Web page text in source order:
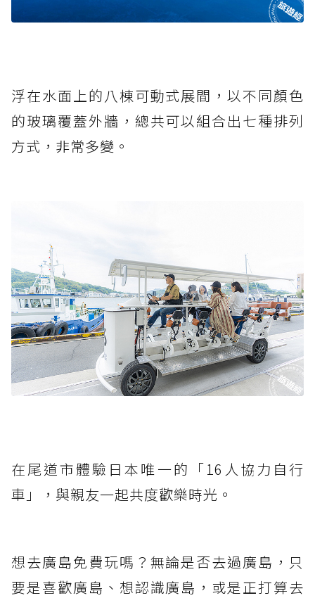
浮在水面上的八棟可動式展間，以不同顏色
的玻璃覆蓋外牆，總共可以組合出七種排列
方式，非常多變。
在尾道市體驗日本唯一的「16人協力自行
車」，與親友一起共度歡樂時光。
想去廣島免費玩嗎？無論是否去過廣島，只
要是喜歡廣島、想認識廣島，或是正打算去